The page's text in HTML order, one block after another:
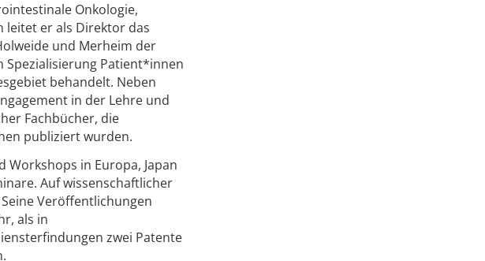
Onkologie,
leitet er als Direktor das
und Merheim der
Spezialisierung Patient*innen
behandelt. Neben
in der Lehre und
Fachbücher, die
publiziert wurden.
in Europa, Japan
Auf wissenschaftlicher
Veröffentlichungen
als in
zwei Patente